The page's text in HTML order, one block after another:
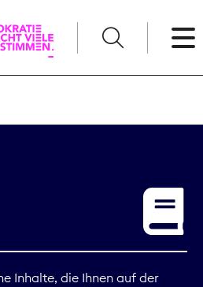
Inhalte, die Ihnen auf der